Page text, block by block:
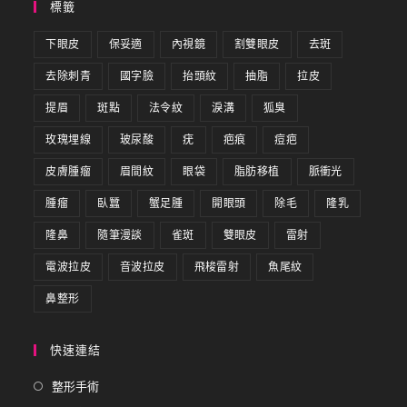
標籤
下眼皮 保妥適 內視鏡 割雙眼皮 去斑
去除刺青 國字臉 抬頭紋 抽脂 拉皮
提眉 斑點 法令紋 淚溝 狐臭
玫瑰埋線 玻尿酸 疣 疤痕 痘疤
皮膚腫瘤 眉間紋 眼袋 脂肪移植 脈衝光
腫瘤 臥蠶 蟹足腫 開眼頭 除毛 隆乳
隆鼻 隨筆漫談 雀斑 雙眼皮 雷射
電波拉皮 音波拉皮 飛梭雷射 魚尾紋
鼻整形
快速連結
整形手術